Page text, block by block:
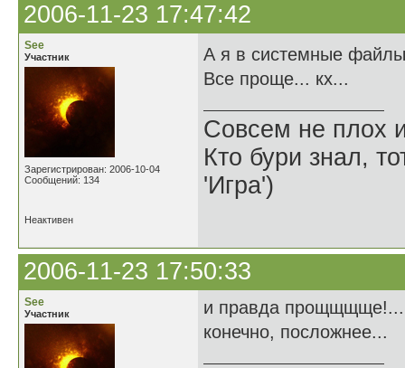
2006-11-23 17:47:42
See
Участник
Зарегистрирован: 2006-10-04
Сообщений: 134
А я в системные
Все проще... кх...
Совсем не плох
Кто бури знал,
'Игра')
Неактивен
2006-11-23 17:50:33
See
Участник
и правда прощщщще!...
конечно, посложнее...